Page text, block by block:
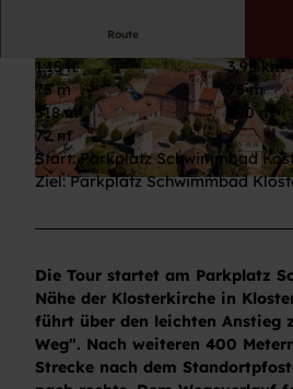
© Stefan Kuhn Photography, Nationalparkregion
© Max Günter, Baiersbronn Touristik/Max Günt
er |
CC-BY-ND
© Max
Route
1:15 h
3,95 km
75 m
75 m
518 m
590 m
72 m
Start: Parkplatz Schwimmbad
Ziel: Parkplatz Schwimmbad
Die Tour startet am Parkplatz
Nähe der Klosterkirche in
führt über den leichten Anstieg
Weg". Nach weiteren 400
Strecke nach dem